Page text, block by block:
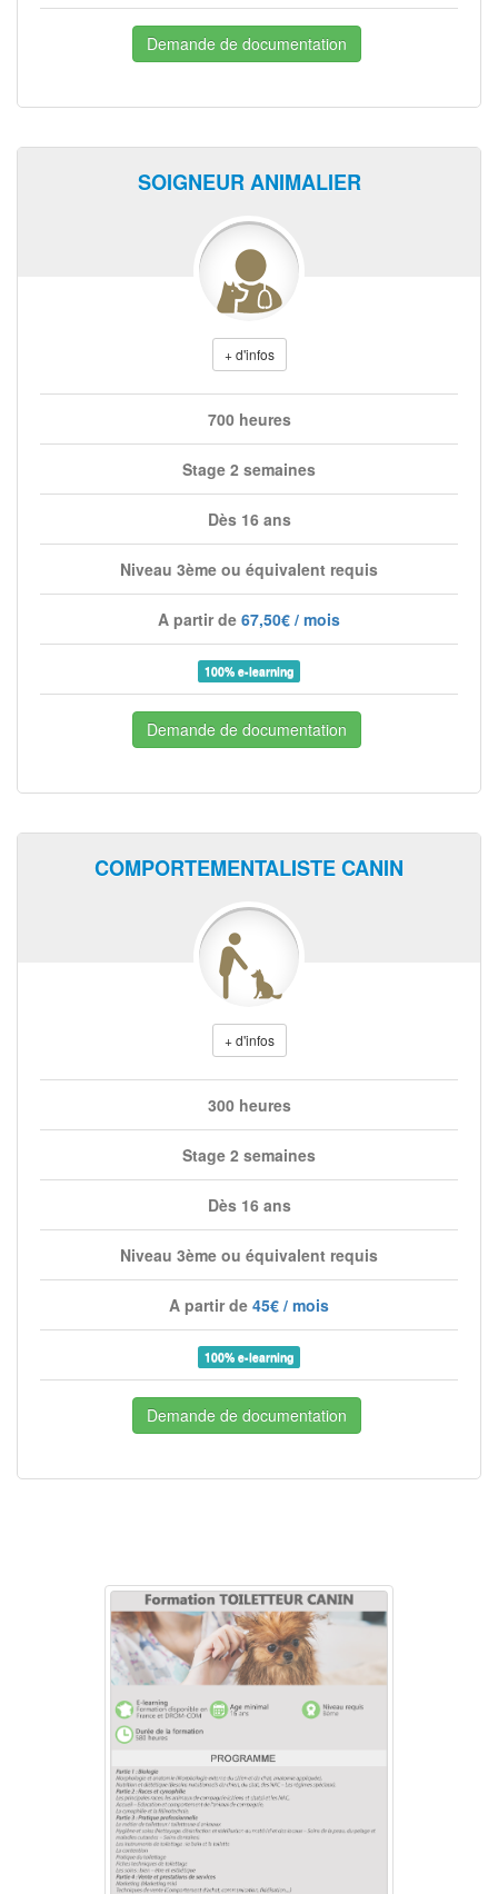
Demande de documentation
SOIGNEUR ANIMALIER
+ d'infos
700 heures
Stage 2 semaines
Dès 16 ans
Niveau 3ème ou équivalent requis
A partir de 67,50€ / mois
100% e-learning
Demande de documentation
COMPORTEMENTALISTE CANIN
+ d'infos
300 heures
Stage 2 semaines
Dès 16 ans
Niveau 3ème ou équivalent requis
A partir de 45€ / mois
100% e-learning
Demande de documentation